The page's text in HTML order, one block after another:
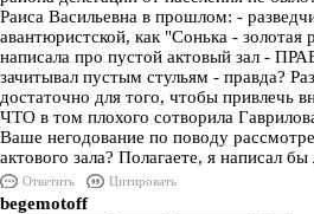
Раиса Васильевна в прошлом: -
авантюристской, как "Сонька - золотая
написала про пустой актовый зал -
зачитывал пустым стульям - правда?
достаточно для того, чтобы привлечь
ЧТО в том плохого сотворила
Ваше негодование по поводу
актового зала? Полагаете, я написал
Ответить
Цитировать
begemotoff